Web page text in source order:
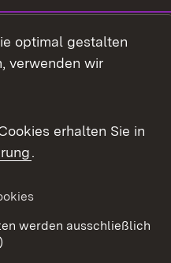
optimal gestalten
verwenden wir
erhalten Sie in
.
werden ausschließlich